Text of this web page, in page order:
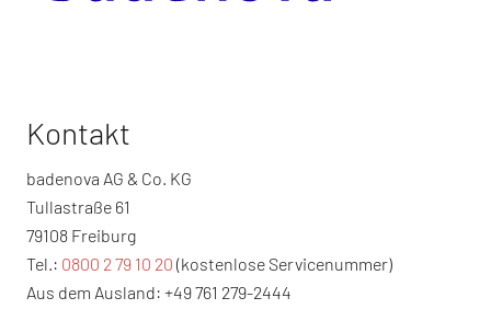
Kontakt
badenova AG & Co. KG
Tullastraße 61
79108 Freiburg
Tel.: 0800 2 79 10 20 (kostenlose Servicenummer)
Aus dem Ausland: +49 761 279-2444